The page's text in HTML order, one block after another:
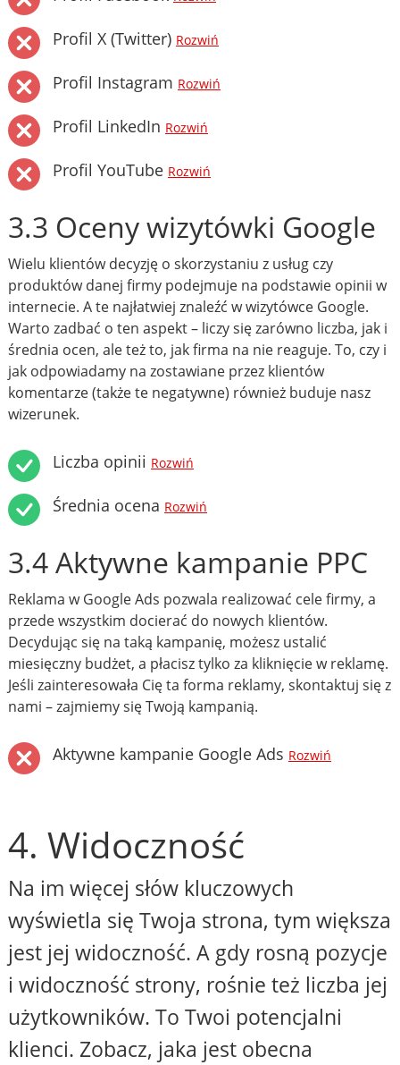
Profil X (Twitter) Rozwiń
Profil Instagram Rozwiń
Profil LinkedIn Rozwiń
Profil YouTube Rozwiń
3.3 Oceny wizytówki Google
Wielu klientów decyzję o skorzystaniu z usług czy
produktów danej firmy podejmuje na podstawie opinii w
internecie. A te najłatwiej znaleźć w wizytówce Google.
Warto zadbać o ten aspekt – liczy się zarówno liczba, jak i
średnia ocen, ale też to, jak firma na nie reaguje. To, czy i
jak odpowiadamy na zostawiane przez klientów
komentarze (także te negatywne) również buduje nasz
wizerunek.
Liczba opinii Rozwiń
Średnia ocena Rozwiń
3.4 Aktywne kampanie PPC
Reklama w Google Ads pozwala realizować cele firmy, a
przede wszystkim docierać do nowych klientów.
Decydując się na taką kampanię, możesz ustalić
miesięczny budżet, a płacisz tylko za kliknięcie w reklamę.
Jeśli zainteresowała Cię ta forma reklamy, skontaktuj się z
nami – zajmiemy się Twoją kampanią.
Aktywne kampanie Google Ads Rozwiń
4. Widoczność
Na im więcej słów kluczowych
wyświetla się Twoja strona, tym większa
jest jej widoczność. A gdy rosną pozycje
i widoczność strony, rośnie też liczba jej
użytkowników. To Twoi potencjalni
klienci. Zobacz, jaka jest obecna